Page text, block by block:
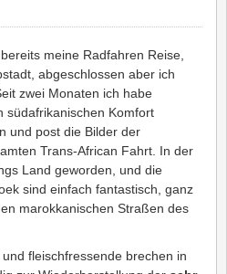
meine Radfahren Reise,
abgeschlossen aber ich
zwei Monaten ich habe
südafrikanischen Komfort
und post die Bilder der
Trans-African Fahrt. In der
Land geworden, und die
sind einfach fantastisch, ganz
marokkanischen Straßen des
fleischfressende brechen in